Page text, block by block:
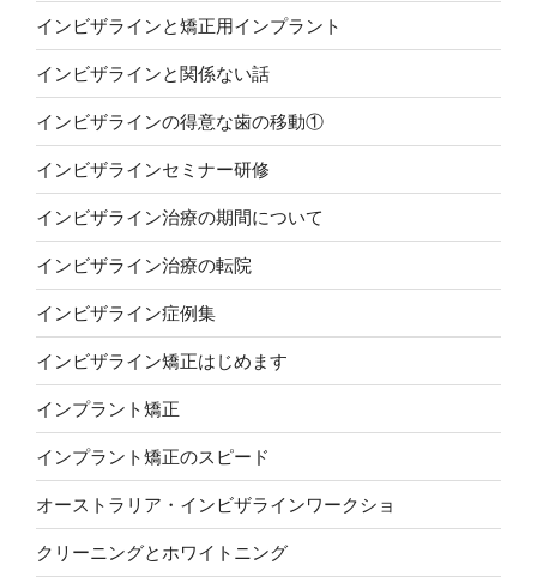
インビザラインと矯正用インプラント
インビザラインと関係ない話
インビザラインの得意な歯の移動①
インビザラインセミナー研修
インビザライン治療の期間について
インビザライン治療の転院
インビザライン症例集
インビザライン矯正はじめます
インプラント矯正
インプラント矯正のスピード
オーストラリア・インビザラインワークショ
クリーニングとホワイトニング